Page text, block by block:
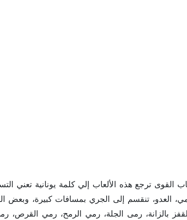
القوى ترجع هذه الألعاب إلي كلمة يونانية تعني
العدو، تنقسم إلى الجري بمسافات كبيرة، وبعض
بالزانة، رمى الجلة، رمي الرمح، رمي